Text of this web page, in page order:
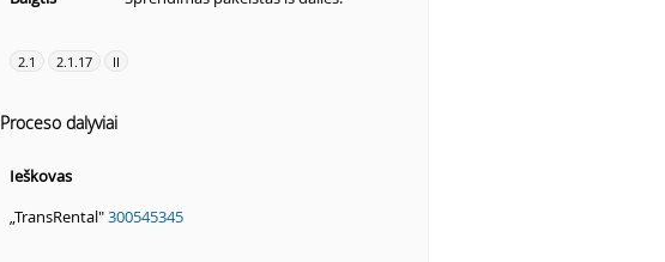
2.1 2.1.17 II
Proceso dalyviai
Ieškovas
„TransRental"300545345